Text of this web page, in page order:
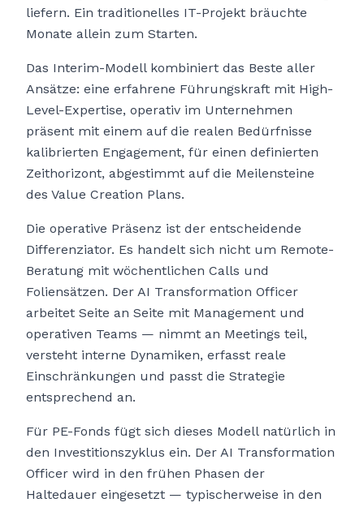
liefern. Ein traditionelles IT-Projekt bräuchte
Monate allein zum Starten.
Das Interim-Modell kombiniert das Beste aller
Ansätze: eine erfahrene Führungskraft mit High-
Level-Expertise, operativ im Unternehmen
präsent mit einem auf die realen Bedürfnisse
kalibrierten Engagement, für einen definierten
Zeithorizont, abgestimmt auf die Meilensteine
des Value Creation Plans.
Die operative Präsenz ist der entscheidende
Differenziator. Es handelt sich nicht um Remote-
Beratung mit wöchentlichen Calls und
Foliensätzen. Der AI Transformation Officer
arbeitet Seite an Seite mit Management und
operativen Teams — nimmt an Meetings teil,
versteht interne Dynamiken, erfasst reale
Einschränkungen und passt die Strategie
entsprechend an.
Für PE-Fonds fügt sich dieses Modell natürlich in
den Investitionszyklus ein. Der AI Transformation
Officer wird in den frühen Phasen der
Haltedauer eingesetzt — typischerweise in den